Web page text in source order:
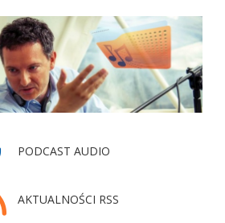
PODCAST AUDIO
AKTUALNOŚCI RSS